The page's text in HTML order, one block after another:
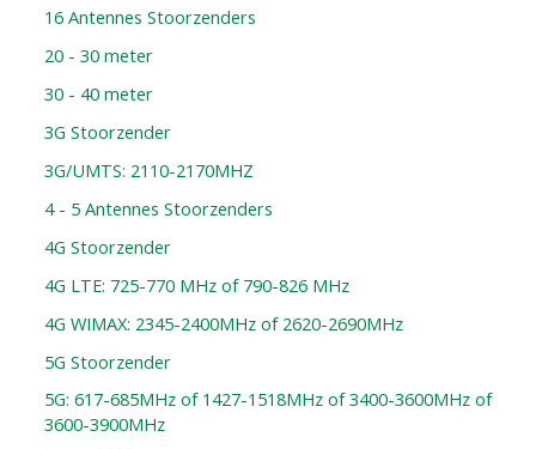
16 Antennes Stoorzenders
20 - 30 meter
30 - 40 meter
3G Stoorzender
3G/UMTS: 2110-2170MHZ
4 - 5 Antennes Stoorzenders
4G Stoorzender
4G LTE: 725-770 MHz of 790-826 MHz
4G WIMAX: 2345-2400MHz of 2620-2690MHz
5G Stoorzender
5G: 617-685MHz of 1427-1518MHz of 3400-3600MHz of
3600-3900MHz